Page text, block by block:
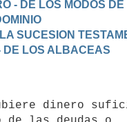
- DE LOS MODOS DE
SUCESION
DE LOS ALBACEAS